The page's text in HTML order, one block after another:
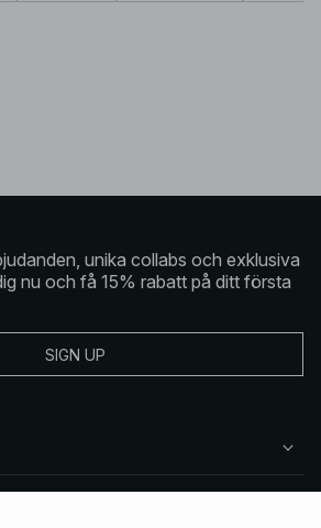
unika collabs och exklusiva
nu och få 15% rabatt på ditt första
SIGN UP